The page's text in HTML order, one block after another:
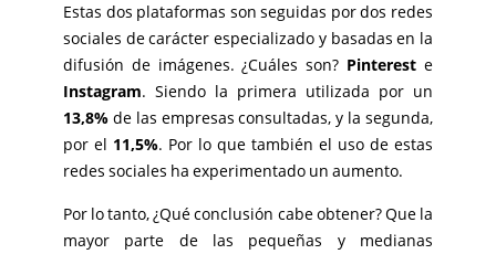
Estas dos plataformas son seguidas por dos redes
sociales de carácter especializado y basadas en la
difusión de imágenes. ¿Cuáles son? Pinterest e
Instagram. Siendo la primera utilizada por un
13,8% de las empresas consultadas, y la segunda,
por el 11,5%. Por lo que también el uso de estas
redes sociales ha experimentado un aumento.
Por lo tanto, ¿Qué conclusión cabe obtener? Que la
mayor parte de las pequeñas y medianas